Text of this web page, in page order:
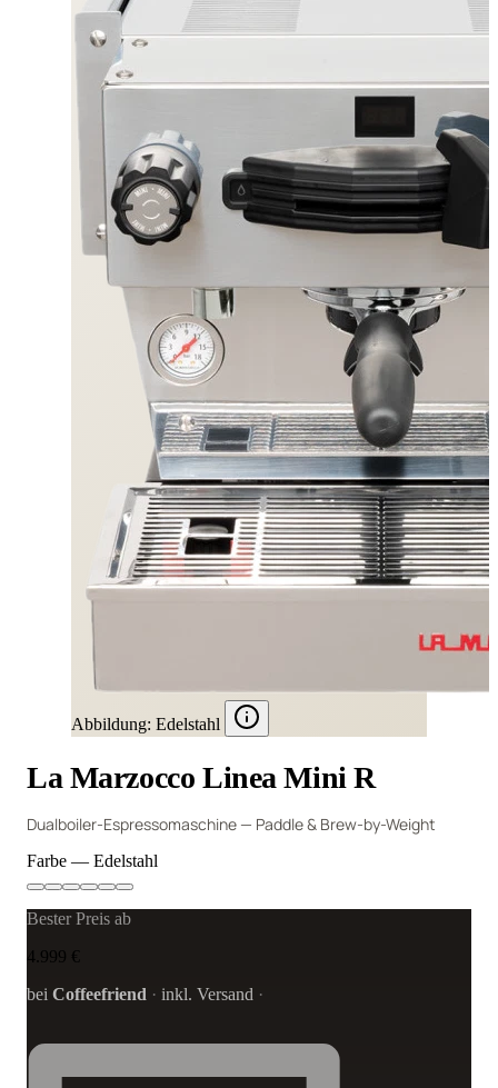
Abbildung: Edelstahl
La Marzocco Linea Mini R
Dualboiler-Espressomaschine — Paddle & Brew-by-Weight
Farbe — Edelstahl
Bester Preis ab
4.999 €
bei Coffeefriend · inkl. Versand ·